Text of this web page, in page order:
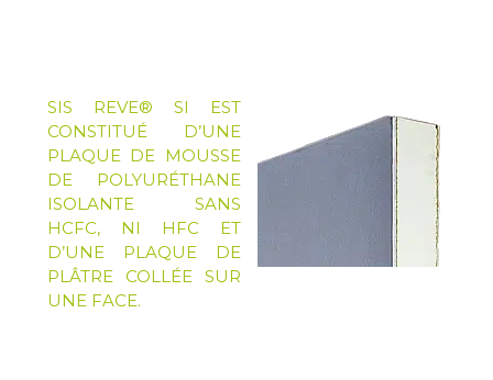
SIS REVE® SI EST
CONSTITUÉ D’UNE
PLAQUE DE MOUSSE
DE POLYURÉTHANE
ISOLANTE SANS
HCFC, NI HFC ET
D’UNE PLAQUE DE
PLÂTRE COLLÉE SUR
UNE FACE.